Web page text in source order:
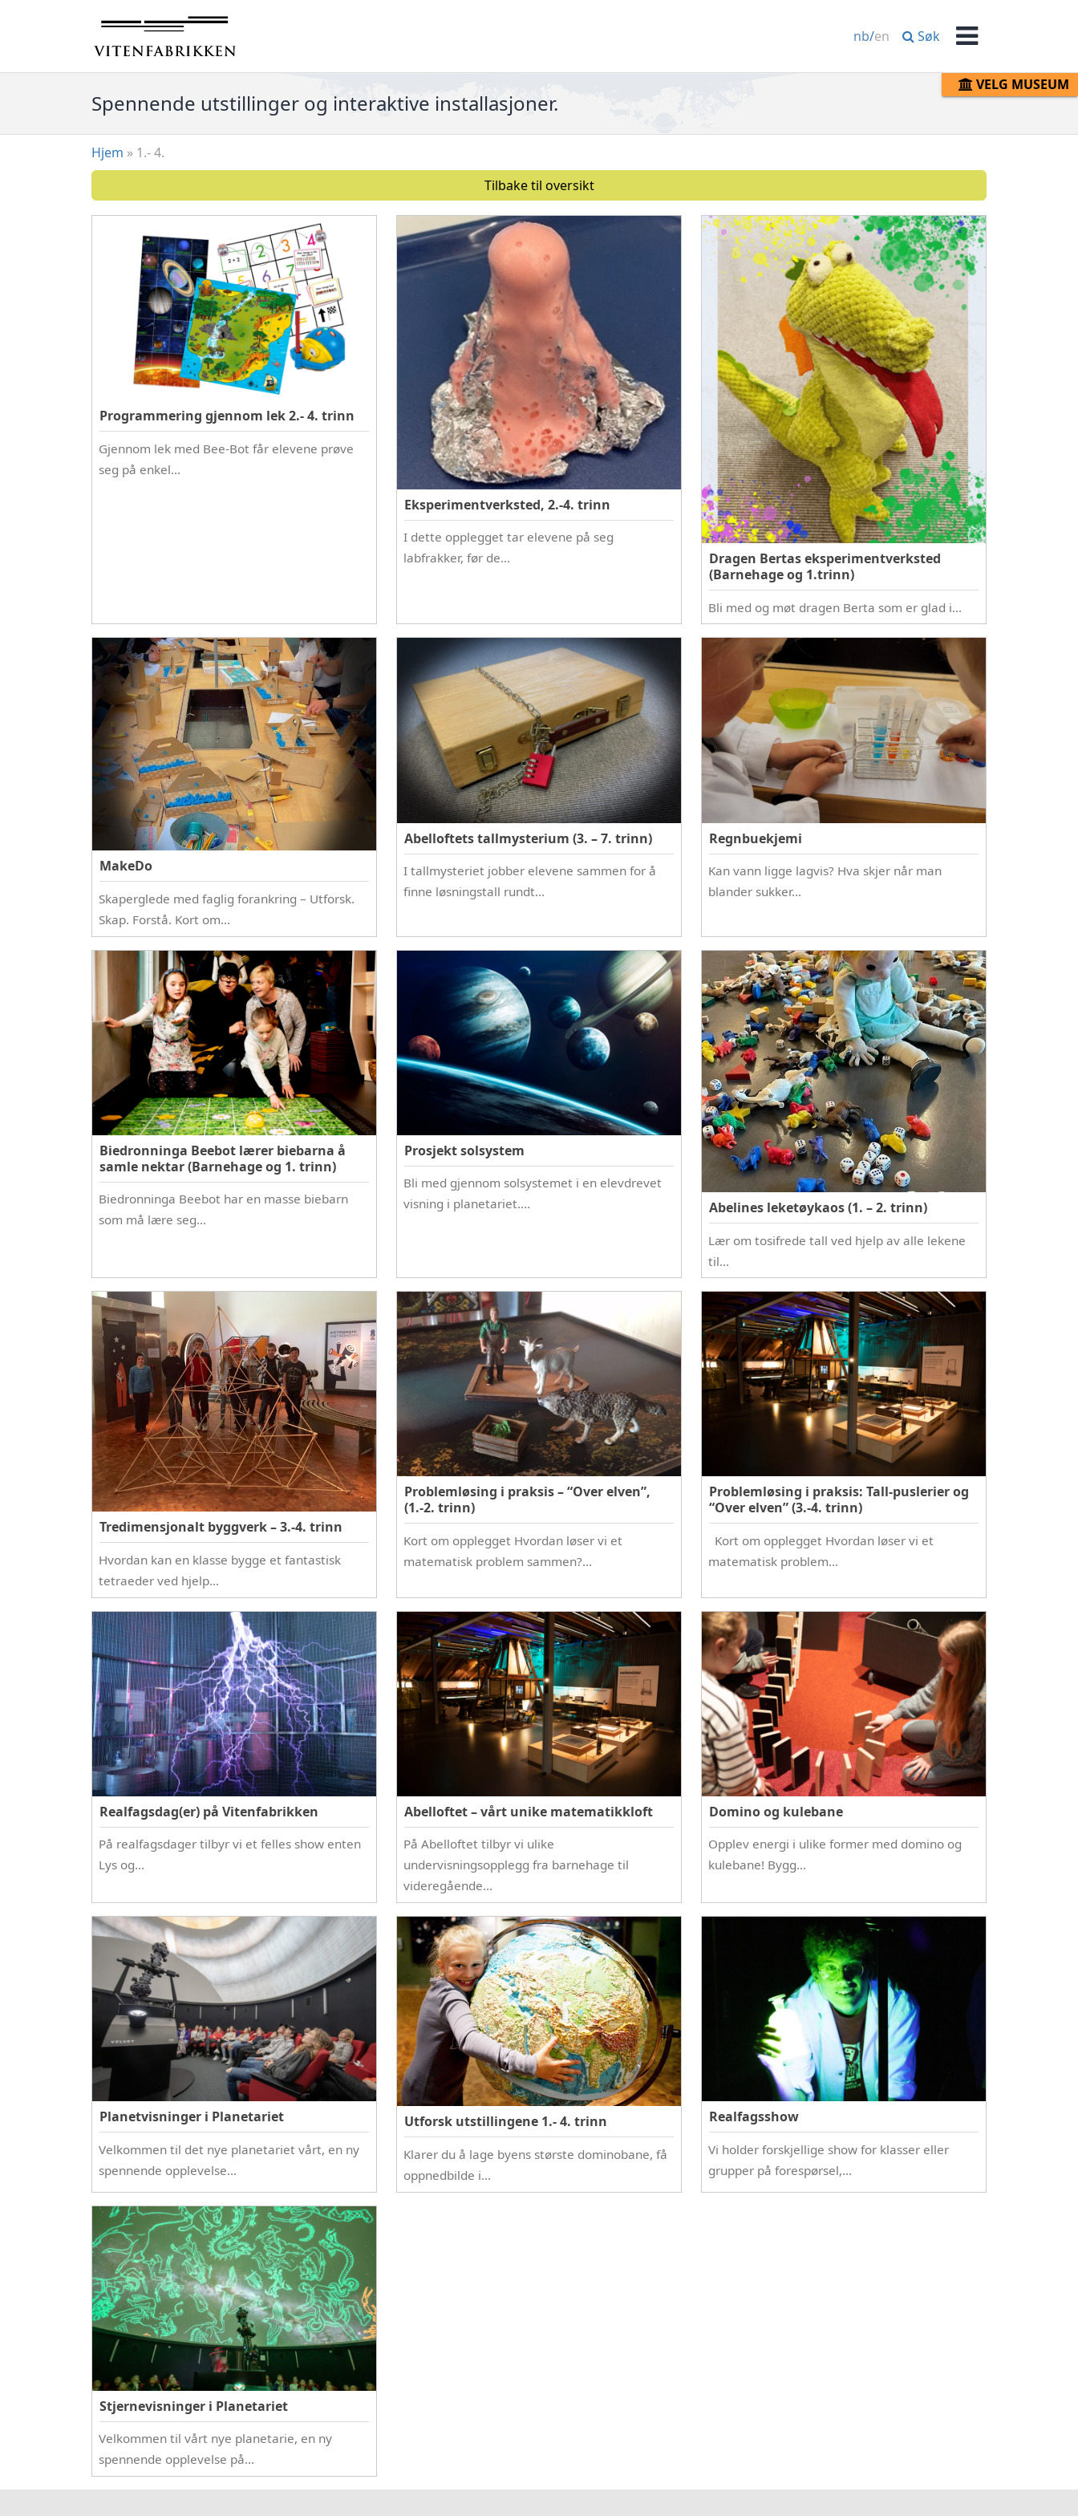
nb/en Søk
Spennende utstillinger og interaktive installasjoner.
Hjem » 1.- 4.
VELG MUSEUM
Tilbake til oversikt
Programmering gjennom lek 2.- 4. trinn
Gjennom lek med Bee-Bot får elevene prøve
seg på enkel…
Eksperimentverksted, 2.-4. trinn
I dette opplegget tar elevene på seg
labfrakker, før de…
Dragen Bertas eksperimentverksted
(Barnehage og 1.trinn)
Bli med og møt dragen Berta som er glad i…
MakeDo
Skaperglede med faglig forankring – Utforsk.
Skap. Forstå. Kort om…
Abelloftets tallmysterium (3. – 7. trinn)
I tallmysteriet jobber elevene sammen for å
finne løsningstall rundt…
Regnbuekjemi
Kan vann ligge lagvis? Hva skjer når man
blander sukker…
Biedronninga Beebot lærer biebarna å
samle nektar (Barnehage og 1. trinn)
Biedronninga Beebot har en masse biebarn
som må lære seg…
Prosjekt solsystem
Bli med gjennom solsystemet i en elevdrevet
visning i planetariet….
Abelines leketøykaos (1. – 2. trinn)
Lær om tosifrede tall ved hjelp av alle lekene
til…
Tredimensjonalt byggverk – 3.-4. trinn
Hvordan kan en klasse bygge et fantastisk
tetraeder ved hjelp…
Problemløsing i praksis – “Over elven”,
(1.-2. trinn)
Kort om opplegget Hvordan løser vi et
matematisk problem sammen?…
Problemløsing i praksis: Tall-puslerier og
“Over elven” (3.-4. trinn)
Kort om opplegget Hvordan løser vi et
matematisk problem…
Realfagsdag(er) på Vitenfabrikken
På realfagsdager tilbyr vi et felles show enten
Lys og…
Abelloftet – vårt unike matematikkloft
På Abelloftet tilbyr vi ulike
undervisningsopplegg fra barnehage til
videregående…
Domino og kulebane
Opplev energi i ulike former med domino og
kulebane! Bygg…
Planetvisninger i Planetariet
Velkommen til det nye planetariet vårt, en ny
spennende opplevelse…
Utforsk utstillingene 1.- 4. trinn
Klarer du å lage byens største dominobane, få
oppnedbilde i…
Realfagsshow
Vi holder forskjellige show for klasser eller
grupper på forespørsel,…
Stjernevisninger i Planetariet
Velkommen til vårt nye planetarie, en ny
spennende opplevelse på…